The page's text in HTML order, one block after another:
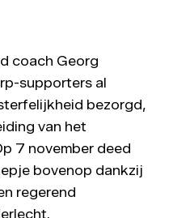
coach Georg
supporters al
bezorgd,
van het
7 november deed
bovenop dankzij
regerend